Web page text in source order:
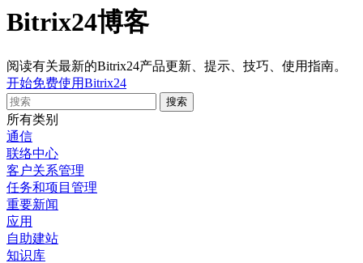
Bitrix24博客
阅读有关最新的Bitrix24产品更新、提示、技巧、使用指南。
开始免费使用Bitrix24
所有类别
通信
联络中心
客户关系管理
任务和项目管理
重要新闻
应用
自助建站
知识库